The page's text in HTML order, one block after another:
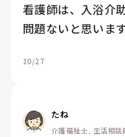
看護師は、入浴介
問題ないと思います
10/27
たね
介護福祉士, 生活相